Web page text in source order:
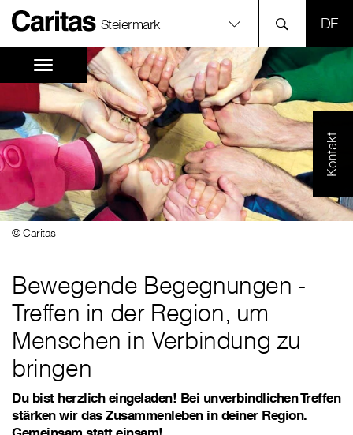
Steiermark
Kontakt
© Caritas
Bewegende Begegnungen -
Treffen in der Region, um
Menschen in Verbindung zu
bringen
Du bist herzlich eingeladen! Bei unverbindlichen Treffen
stärken wir das Zusammenleben in deiner Region.